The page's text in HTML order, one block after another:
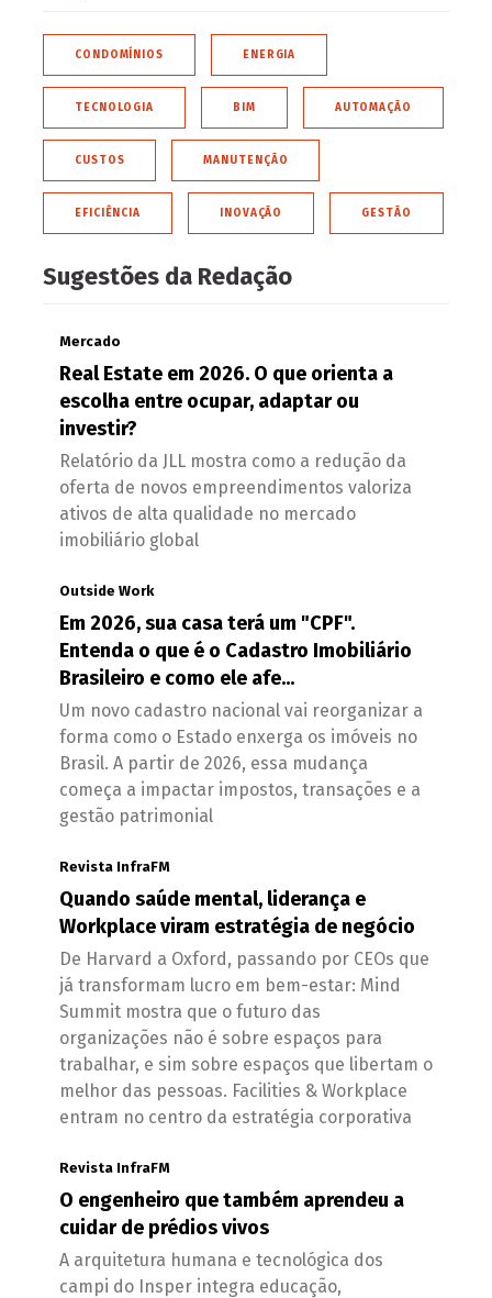
CONDOMÍNIOS ENERGIA
TECNOLOGIA BIM AUTOMAÇÃO
CUSTOS MANUTENÇÃO
EFICIÊNCIA INOVAÇÃO GESTÃO
Sugestões da Redação
Mercado
Real Estate em 2026. O que orienta a
escolha entre ocupar, adaptar ou
investir?
Relatório da JLL mostra como a redução da
oferta de novos empreendimentos valoriza
ativos de alta qualidade no mercado
imobiliário global
Outside Work
Em 2026, sua casa terá um "CPF".
Entenda o que é o Cadastro Imobiliário
Brasileiro e como ele afe...
Um novo cadastro nacional vai reorganizar a
forma como o Estado enxerga os imóveis no
Brasil. A partir de 2026, essa mudança
começa a impactar impostos, transações e a
gestão patrimonial
Revista InfraFM
Quando saúde mental, liderança e
Workplace viram estratégia de negócio
De Harvard a Oxford, passando por CEOs que
já transformam lucro em bem-estar: Mind
Summit mostra que o futuro das
organizações não é sobre espaços para
trabalhar, e sim sobre espaços que libertam o
melhor das pessoas. Facilities & Workplace
entram no centro da estratégia corporativa
Revista InfraFM
O engenheiro que também aprendeu a
cuidar de prédios vivos
A arquitetura humana e tecnológica dos
campi do Insper integra educação,